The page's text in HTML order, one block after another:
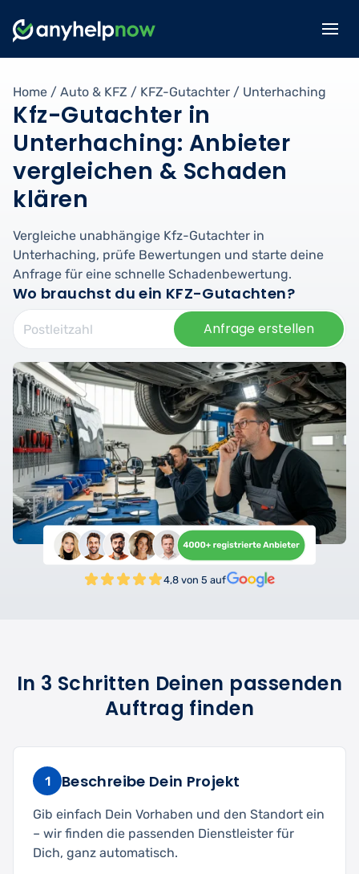
Home / Auto & KFZ / KFZ-Gutachter / Unterhaching
Kfz-Gutachter in
Unterhaching: Anbieter
vergleichen & Schaden
klären
Vergleiche unabhängige Kfz-Gutachter in
Unterhaching, prüfe Bewertungen und starte deine
Anfrage für eine schnelle Schadenbewertung.
Wo brauchst du ein KFZ-Gutachten?
Anfrage erstellen
4,8 von 5 auf
In 3 Schritten Deinen passenden
Auftrag finden
1 Beschreibe Dein Projekt
Gib einfach Dein Vorhaben und den Standort ein
– wir finden die passenden Dienstleister für
Dich, ganz automatisch.